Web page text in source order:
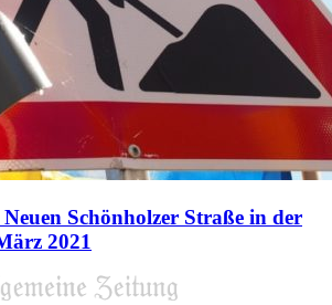
Schönholzer Straße in der
2021